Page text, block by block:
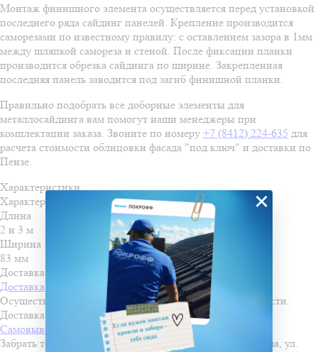
Монтаж финишного элемента осуществляется перед установкой
последнего ряда сайдинг панелей. Крепление производится
саморезами по известному правилу: с оставлением зазора в 1мм
между шляпкой самореза и стеной. После фиксации планки
производится обрезка сайдинга по ширине. Закрепленная
последняя панель заводится под загиб финишной планки.
Правильно подобрать все доборные элементы для
металлосайдинга вам помогут наши менеджеры при
комплектации заказа. Звоните по номеру +7 (8412) 224-635 для
расчета стоимости облицовки фасада "под ключ" и доставки по
Пензе.
Характеристики
Характеристики
Длина
2 и 3 м
Ширина
83 мм
Доставка и оплата
Доставка
Осуществляем доставку во все города Пензенской области.
Доставка осуществляется по льготной стоимости!
Самовывоз
Забрать товар можно самостоятельно со склада в г. Пенза, ул.
×